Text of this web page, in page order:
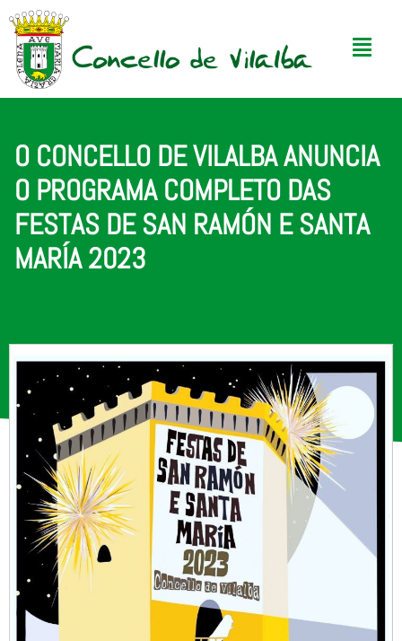
O CONCELLO DE VILALBA ANUNCIA
O PROGRAMA COMPLETO DAS
FESTAS DE SAN RAMÓN E SANTA
MARÍA 2023